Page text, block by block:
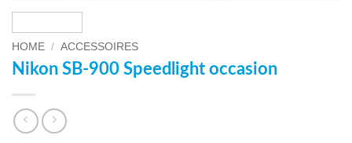
HOME / ACCESSOIRES
Nikon SB-900 Speedlight occasion